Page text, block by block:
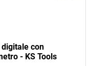
digitale con
- KS Tools